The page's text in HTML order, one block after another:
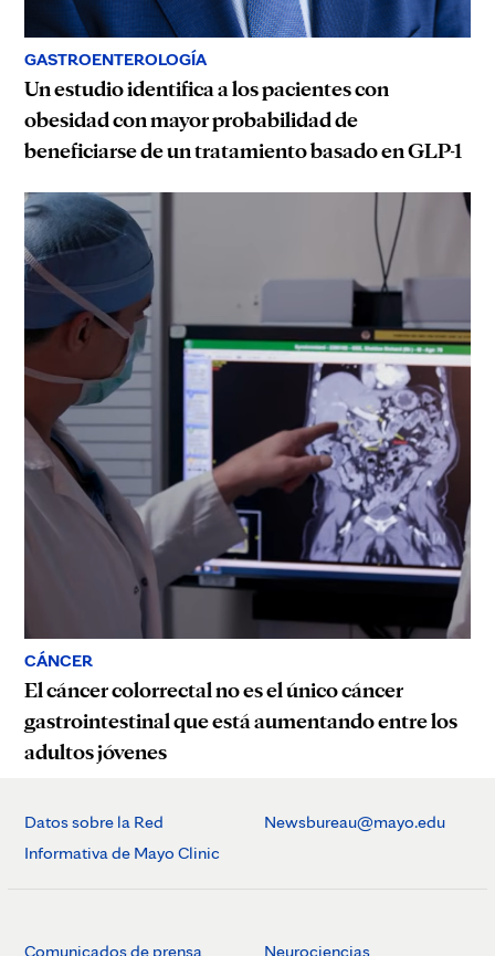
GASTROENTEROLOGÍA
Un estudio identifica a los pacientes con
obesidad con mayor probabilidad de
beneficiarse de un tratamiento basado en GLP-1
CÁNCER
El cáncer colorrectal no es el único cáncer
gastrointestinal que está aumentando entre los
adultos jóvenes
Datos sobre la Red
Informativa de Mayo Clinic
Newsbureau@mayo.edu
Comunicados de prensa Neurociencias